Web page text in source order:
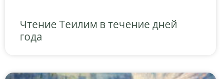
Чтение Теилим в течение дней
года